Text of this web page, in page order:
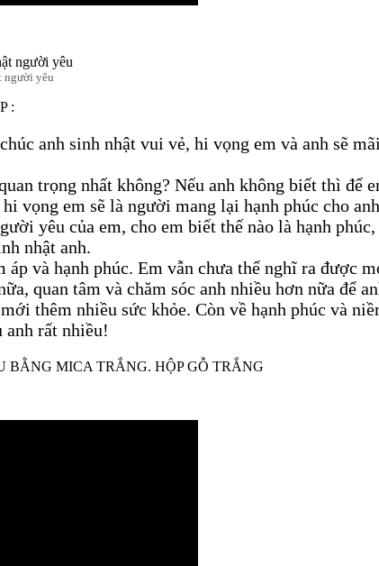
người yêu
:
anh sinh nhật vui vẻ, hi vọng em và anh sẽ
trọng nhất không? Nếu anh không biết thì để
vọng em sẽ là người mang lại hạnh phúc cho
yêu của em, cho em biết thế nào là hạnh
nhật anh.
và hạnh phúc. Em vẫn chưa thể nghĩ ra được
quan tâm và chăm sóc anh nhiều hơn nữa để
thêm nhiều sức khỏe. Còn về hạnh phúc và
anh rất nhiều!
BẰNG MICA TRẮNG. HỘP GỖ TRẮNG